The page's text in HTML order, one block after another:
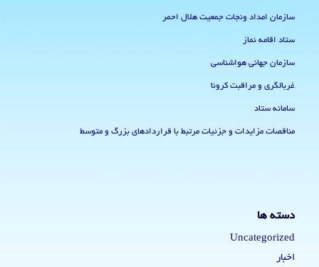
سازمان امداد ونجات جمعیت هلال احمر
ستاد اقامه نماز
سازمان جهانی هواشناسی
غربالگری و مراقبت کرونا
سامانه ستاد
مناقصات مزایدات و جزئیات مرتبط با قراردادهای بزرگ و متوسط
دسته ها
Uncategorized
اخبار